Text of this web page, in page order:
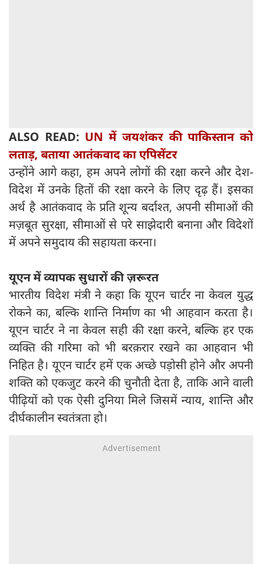
ALSO READ: UN में जयशंकर की पाकिस्तान को
लताड़, बताया आतंकवाद का एपिसेंटर
उन्होंने आगे कहा, हम अपने लोगों की रक्षा करने और देश-
विदेश में उनके हितों की रक्षा करने के लिए दृढ़ हैं। इसका
अर्थ है आतंकवाद के प्रति शून्य बर्दाश्त, अपनी सीमाओं की
मज़बूत सुरक्षा, सीमाओं से परे साझेदारी बनाना और विदेशों
में अपने समुदाय की सहायता करना।
यूएन में व्यापक सुधारों की ज़रूरत
भारतीय विदेश मंत्री ने कहा कि यूएन चार्टर ना केवल युद्ध
रोकने का, बल्कि शान्ति निर्माण का भी आहवान करता है।
यूएन चार्टर ने ना केवल सही की रक्षा करने, बल्कि हर एक
व्यक्ति की गरिमा को भी बरक़रार रखने का आहवान भी
निहित है। यूएन चार्टर हमें एक अच्छे पड़ोसी होने और अपनी
शक्ति को एकजुट करने की चुनौती देता है, ताकि आने वाली
पीढ़ियों को एक ऐसी दुनिया मिले जिसमें न्याय, शान्ति और
दीर्घकालीन स्वतंत्रता हो।